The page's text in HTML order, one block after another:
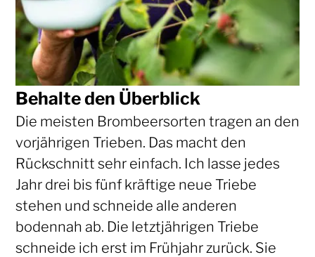
Behalte den Überblick
Die meisten Brombeersorten tragen an den
vorjährigen Trieben. Das macht den
Rückschnitt sehr einfach. Ich lasse jedes
Jahr drei bis fünf kräftige neue Triebe
stehen und schneide alle anderen
bodennah ab. Die letztjährigen Triebe
schneide ich erst im Frühjahr zurück. Sie